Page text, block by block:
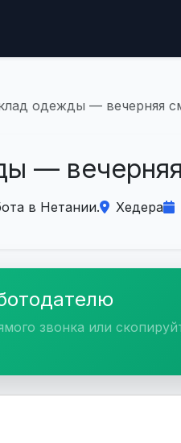
одежды — вечерняя
—
в Нетании. Хедера
звонка или